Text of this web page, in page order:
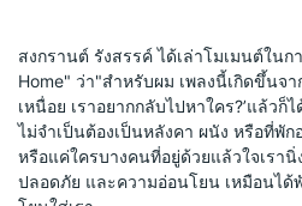
สงกรานต์ รังสรรค์ ได้เล่าโมเมนต์ในก
Home" ว่า"สำหรับผม เพลงนี้เกิดขึ้นจา
เหนื่อย เราอยากกลับไปหาใคร?’แล้วก็
ไม่จำเป็นต้องเป็นหลังคา ผนัง หรือที่พัก
หรือแค่ใครบางคนที่อยู่ด้วยแล้วใจเรานิ่
ปลอดภัย และความอ่อนโยน เหมือนได้